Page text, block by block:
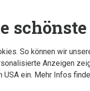
Long Sleeve"
Weste
So können wir
Anzeigen
USA ein. Mehr Infos